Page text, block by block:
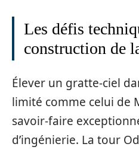
Les défis
construction de
Élever un gratte-ciel
limité comme celui de
savoir-faire
d’ingénierie. La tour